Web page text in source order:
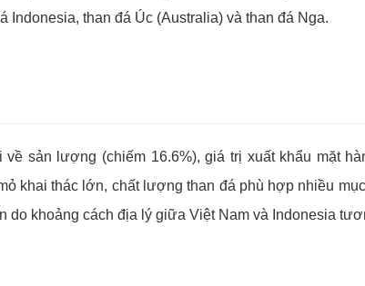
than đá Úc (Australia) và than đá Nga.
sản lượng (chiếm 16.6%), giá trị xuất khẩu mặt
khai thác lớn, chất lượng than đá phù hợp nhiều
khoảng cách địa lý giữa Việt Nam và Indonesia